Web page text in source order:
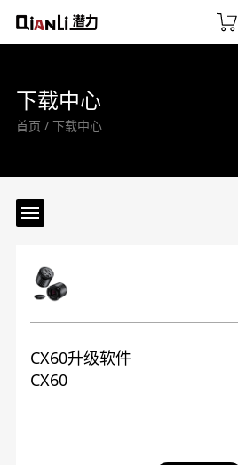
下载中心
首页 下载中心
CX60升级软件
CX60